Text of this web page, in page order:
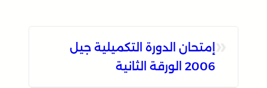
إمتحان الدورة التكميلية جيل
2006 الورقة الثانية